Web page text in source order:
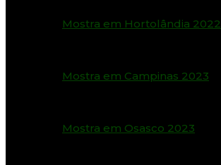
Mostra em Hortolândia 2022
Mostra em Campinas 2023
Mostra em Osasco 2023